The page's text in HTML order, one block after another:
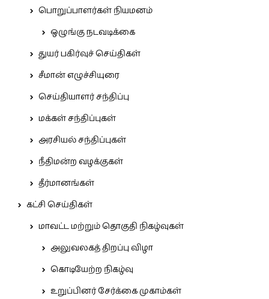
பொறுப்பாளர்கள் நியமனம்
ஒழுங்கு நடவடிக்கை
துயர் பகிர்வுச் செய்திகள்
சீமான் எழுச்சியுரை
செய்தியாளர் சந்திப்பு
மக்கள் சந்திப்புகள்
அரசியல் சந்திப்புகள்
நீதிமன்ற வழக்குகள்
தீர்மானங்கள்
கட்சி செய்திகள்
மாவட்ட மற்றும் தொகுதி நிகழ்வுகள்
அலுவலகத் திறப்பு விழா
கொடியேற்ற நிகழ்வு
உறுப்பினர் சேர்க்கை முகாம்கள்